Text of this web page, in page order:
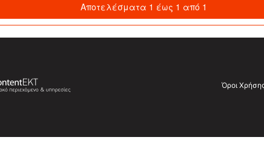
Αποτελέσματα 1 έως 1 από 1